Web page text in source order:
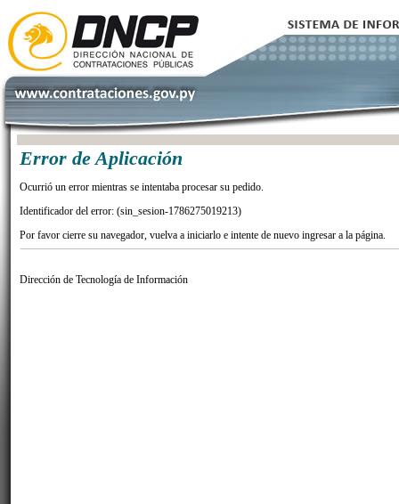
Error de Aplicación
Ocurrió un error mientras se intentaba procesar su pedido.
Identificador del error: (sin_sesion-1786275019213)
Por favor cierre su navegador, vuelva a iniciarlo e intente de nuevo ingresar a la página.
Dirección de Tecnología de Información